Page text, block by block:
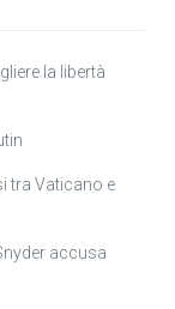
la libertà
tra Vaticano e
accusa